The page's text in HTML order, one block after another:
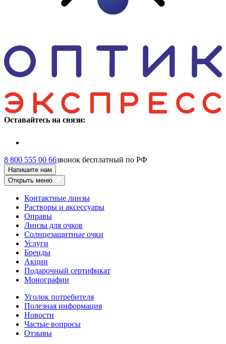
Оставайтесь на связи:
8 800 555 00 66звонок бесплатный по РФ
Напишите нам
Открыть меню
Контактные линзы
Растворы и аксессуары
Оправы
Линзы для очков
Солнцезащитные очки
Услуги
Бренды
Акции
Подарочный сертификат
Монографии
Уголок потребителя
Полезная информация
Новости
Частые вопросы
Отзывы